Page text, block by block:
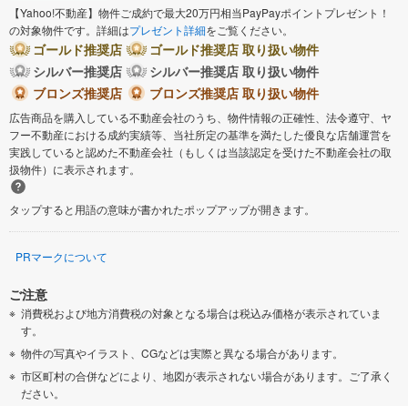
【Yahoo!不動産】物件ご成約で最大20万円相当PayPayポイントプレゼント！
の対象物件です。詳細はプレゼント詳細をご覧ください。
ゴールド推奨店
ゴールド推奨店 取り扱い物件
シルバー推奨店
シルバー推奨店 取り扱い物件
ブロンズ推奨店
ブロンズ推奨店 取り扱い物件
広告商品を購入している不動産会社のうち、物件情報の正確性、法令遵守、ヤ
フー不動産における成約実績等、当社所定の基準を満たした優良な店舗運営を
実践していると認めた不動産会社（もしくは当該認定を受けた不動産会社の取
扱物件）に表示されます。
タップすると用語の意味が書かれたポップアップが開きます。
PRマークについて
ご注意
消費税および地方消費税の対象となる場合は税込み価格が表示されていま
す。
物件の写真やイラスト、CGなどは実際と異なる場合があります。
市区町村の合併などにより、地図が表示されない場合があります。ご了承く
ださい。